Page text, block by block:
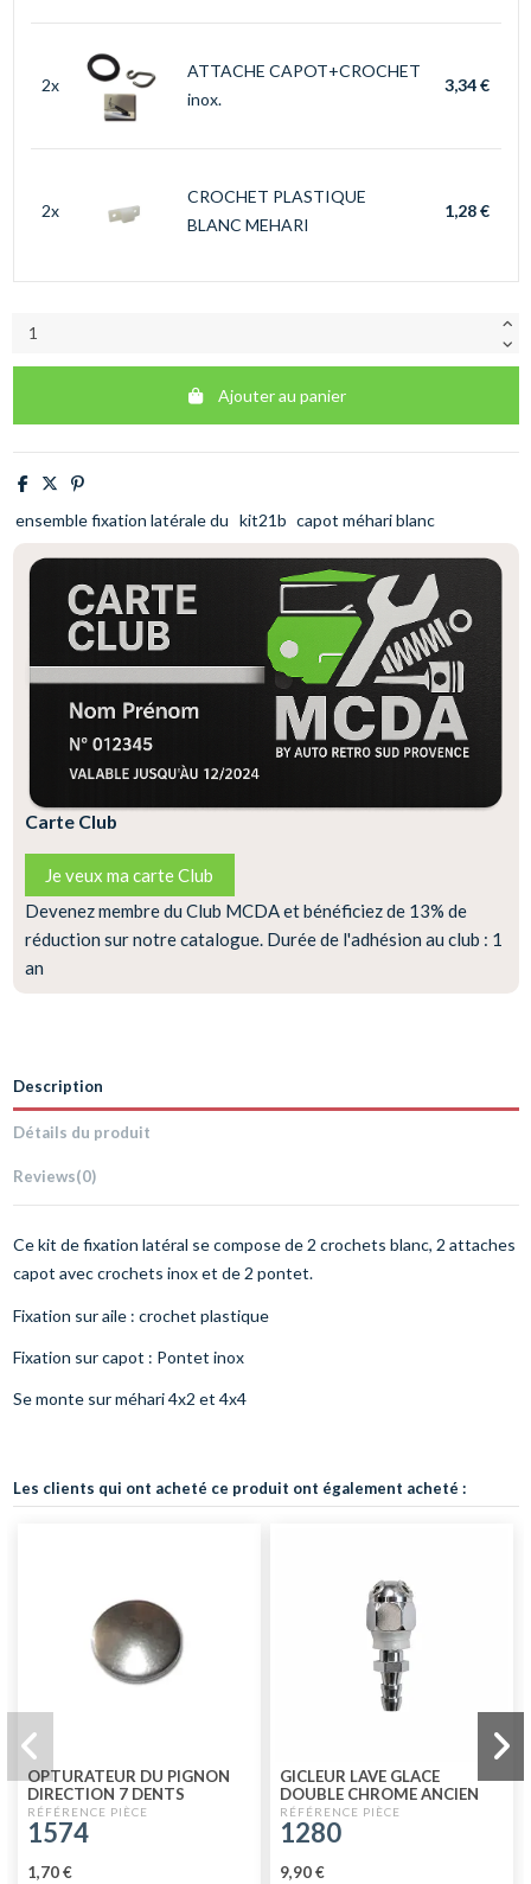
2x
ATTACHE CAPOT+CROCHET
inox.
3,34 €
2x
CROCHET PLASTIQUE
BLANC MEHARI
1,28 €
Ajouter au panier
ensemble fixation latérale du kit21b capot méhari blanc
Carte Club
Je veux ma carte Club
Devenez membre du Club MCDA et bénéficiez de 13% de
réduction sur notre catalogue. Durée de l'adhésion au club : 1
an
Description
Détails du produit
Reviews(0)
Ce kit de fixation latéral se compose de 2 crochets blanc, 2 attaches
capot avec crochets inox et de 2 pontet.
Fixation sur aile : crochet plastique
Fixation sur capot : Pontet inox
Se monte sur méhari 4x2 et 4x4
Les clients qui ont acheté ce produit ont également acheté :
OPTURATEUR DU PIGNON
DIRECTION 7 DENTS
1574
1,70 €
GICLEUR LAVE GLACE
DOUBLE CHROME ANCIEN
1280
9,90 €